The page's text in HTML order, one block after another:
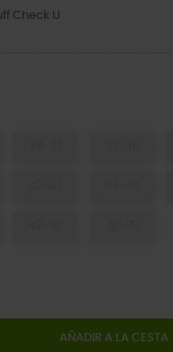
Check U
AÑADIR A LA CESTA